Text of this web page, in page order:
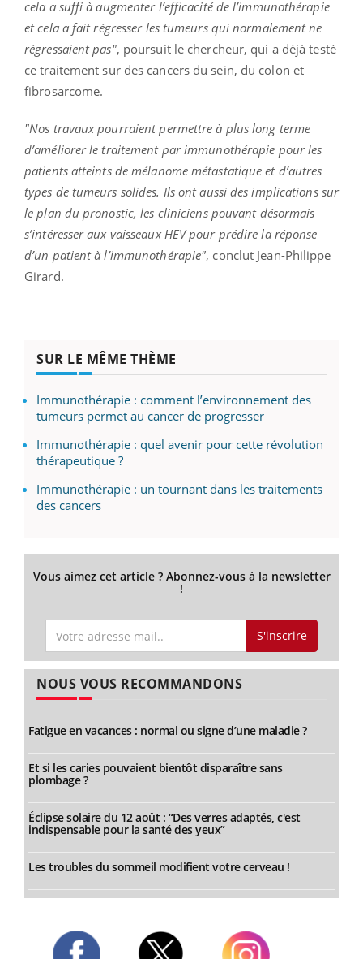
cela a suffi à augmenter l’efficacité de l’immunothérapie
et cela a fait régresser les tumeurs qui normalement ne
régressaient pas", poursuit le chercheur, qui a déjà testé
ce traitement sur des cancers du sein, du colon et
fibrosarcome.
"Nos travaux pourraient permettre à plus long terme
d’améliorer le traitement par immunothérapie pour les
patients atteints de mélanome métastatique et d’autres
types de tumeurs solides. Ils ont aussi des implications sur
le plan du pronostic, les cliniciens pouvant désormais
s’intéresser aux vaisseaux HEV pour prédire la réponse
d’un patient à l’immunothérapie", conclut Jean-Philippe
Girard.
SUR LE MÊME THÈME
Immunothérapie : comment l’environnement des
tumeurs permet au cancer de progresser
Immunothérapie : quel avenir pour cette révolution
thérapeutique ?
Immunothérapie : un tournant dans les traitements
des cancers
Vous aimez cet article ? Abonnez-vous à la newsletter
!
S'inscrire
NOUS VOUS RECOMMANDONS
Fatigue en vacances : normal ou signe d’une maladie ?
Et si les caries pouvaient bientôt disparaître sans
plombage ?
Éclipse solaire du 12 août : “Des verres adaptés, c'est
indispensable pour la santé des yeux”
Les troubles du sommeil modifient votre cerveau !